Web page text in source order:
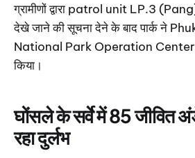
ग्रामीणों द्वारा patrol unit LP.3
देखे जाने की सूचना देने के बाद पार्क ने
National Park Operation Center
किया।
घोंसले के सर्वे में 85 जीवित
रहा दुर्लभ